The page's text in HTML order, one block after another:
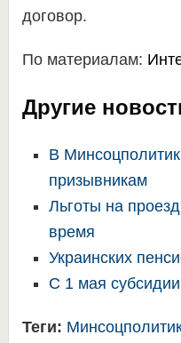
договор.
По материалам:
Другие
В
призывникам
Льготы на
время
Украинских
С 1 мая субсидии
Теги: